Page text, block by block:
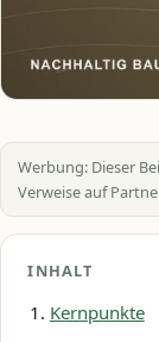
Werbung: Dieser
Verweise auf
INHALT
Kernpunkte